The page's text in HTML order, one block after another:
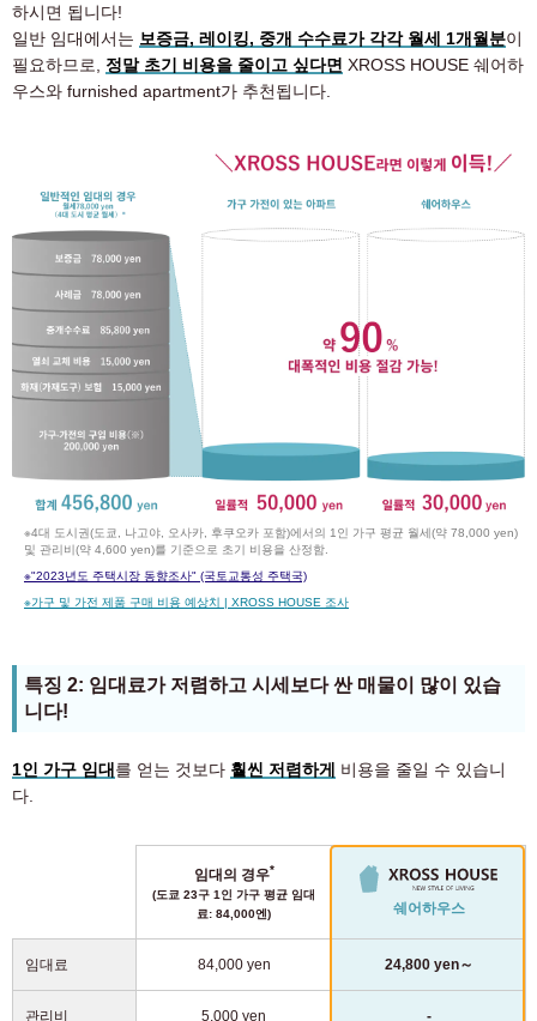
하시면 됩니다!
일반 임대에서는 보증금, 레이킹, 중개 수수료가 각각 월세 1개월분이
필요하므로, 정말 초기 비용을 줄이고 싶다면 XROSS HOUSE 쉐어하
우스와 furnished apartment가 추천됩니다.
※4대 도시권(도쿄, 나고야, 오사카, 후쿠오카 포함)에서의 1인 가구 평균 월세(약 78,000 yen)
및 관리비(약 4,600 yen)를 기준으로 초기 비용을 산정함.
※"2023년도 주택시장 동향조사" (국토교통성 주택국)
※가구 및 가전 제품 구매 비용 예상치 | XROSS HOUSE 조사
특징 2: 임대료가 저렴하고 시세보다 싼 매물이 많이 있습
니다!
1인 가구 임대 를 얻는 것보다 훨씬 저렴하게 비용을 줄일 수 있습니
다.
임대의 경우*
(도쿄 23구 1인 가구 평균 임대
료: 84,000엔)
쉐어하우스
임대료 84,000 yen 24,800 yen～
관리비 5,000 yen -